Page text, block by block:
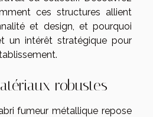
ces structures allient
et design, et pourquoi
un intérêt stratégique pour
robustes
fumeur métallique repose